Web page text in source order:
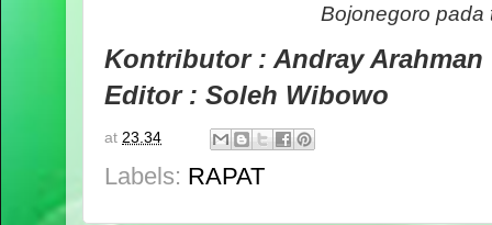
Bojonegoro pada
Kontributor : Andray Arahman
Editor : Soleh Wibowo
at23.34
Labels: RAPAT